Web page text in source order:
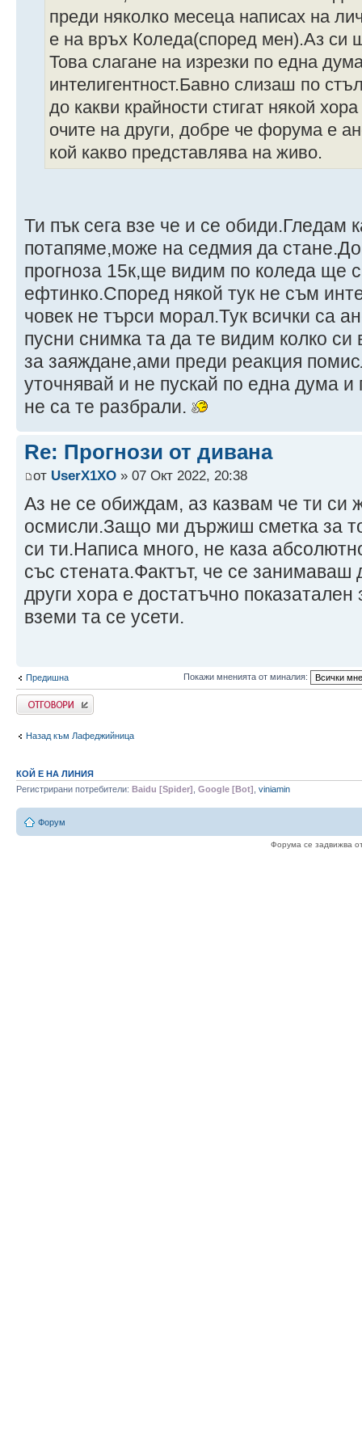
преди няколко месеца написах на
е на връх Коледа(според мен).Аз си
Това слагане на изрезки по една
интелигентност.Бавно слизаш по
до какви крайности стигат някой
очите на други, добре че форума е
кой какво представлява на живо.
Ти пък сега взе че и се обиди.Гледам
потапяме,може на седмия да
прогноза 15к,ще видим по коледа ще
ефтинко.Според някой тук не съм
човек не търси морал.Тук всички са
пусни снимка та да те видим колко
за заяждане,ами преди реакция
уточнявай и не пускай по една дума
не са те разбрали.
Re: Прогнози от дивана
от UserX1XO » 07 Окт 2022, 20:38
Аз не се обиждам, аз казвам че ти си
осмисли.Защо ми държиш сметка за
си ти.Написа много, не каза
със стената.Фактът, че се занимаваш
други хора е достатъчно показатален
вземи та се усети.
Предишна Покажи мненията от миналия:
Напиши коментар
Назад към Лафеджийница
КОЙ Е НА ЛИНИЯ
Регистрирани потребители: Baidu [Spider] Google [Bot] viniamin
Форум
Форума се задвижва